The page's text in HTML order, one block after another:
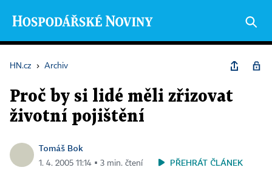
HN.cz › Archiv
Proč by si lidé měli zřizovat
životní pojištění
Tomáš Bok
1. 4. 2005 11:14 ▪ 3 min. čtení PŘEHRÁT ČLÁNEK